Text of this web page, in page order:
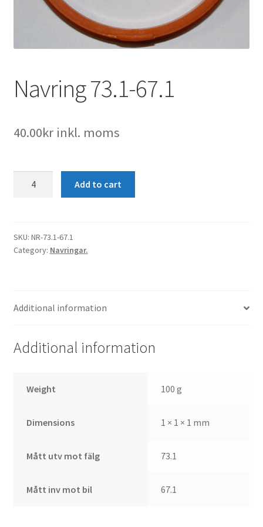
Navring 73.1-67.1
40.00krinkl. moms
Add to cart
SKU: NR-73.1-67.1
Category: Navringar.
Additional information
Additional information
Weight 100 g
Dimensions 1 × 1 × 1 mm
Mått utv mot fälg 73.1
Mått inv mot bil 67.1